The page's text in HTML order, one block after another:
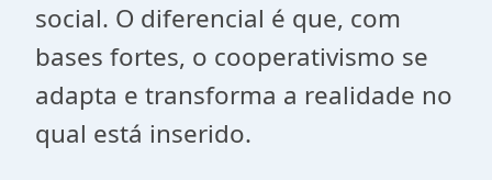
social. O diferencial é que, com
bases fortes, o cooperativismo se
adapta e transforma a realidade no
qual está inserido.